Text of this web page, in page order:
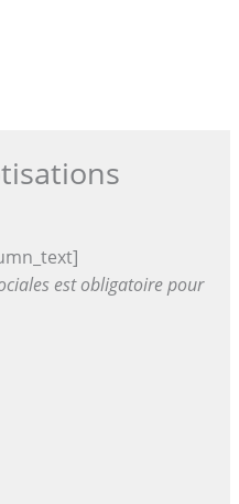
est obligatoire pour